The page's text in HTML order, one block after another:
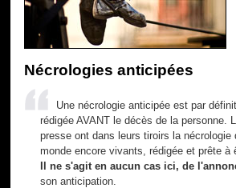
Nécrologies anticipées
Une nécrologie anticipée est par
rédigée AVANT le décès de la personne.
presse ont dans leurs tiroirs la nécrologie
monde encore vivants, rédigée et prête à
Il ne s'agit en aucun cas ici, de
son anticipation.